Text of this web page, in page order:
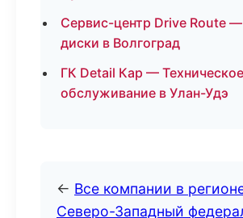
Сервис-центр Drive Route
диски в Волгоград
ГК Detail Кар — Техническое
обслуживание в Улан-Удэ
← Все компании в
Северо-Западный